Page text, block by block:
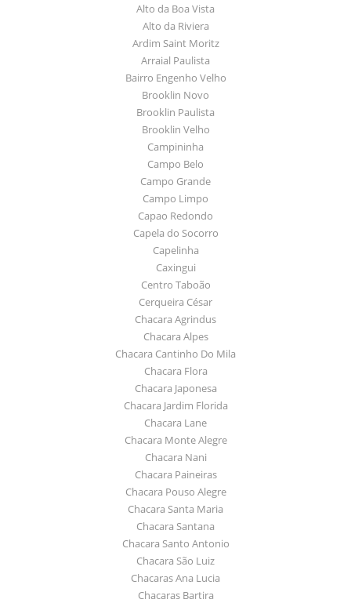
Alto da Boa Vista
Alto da Riviera
Ardim Saint Moritz
Arraial Paulista
Bairro Engenho Velho
Brooklin Novo
Brooklin Paulista
Brooklin Velho
Campininha
Campo Belo
Campo Grande
Campo Limpo
Capao Redondo
Capela do Socorro
Capelinha
Caxingui
Centro Taboão
Cerqueira César
Chacara Agrindus
Chacara Alpes
Chacara Cantinho Do Mila
Chacara Flora
Chacara Japonesa
Chacara Jardim Florida
Chacara Lane
Chacara Monte Alegre
Chacara Nani
Chacara Paineiras
Chacara Pouso Alegre
Chacara Santa Maria
Chacara Santana
Chacara Santo Antonio
Chacara São Luiz
Chacaras Ana Lucia
Chacaras Bartira